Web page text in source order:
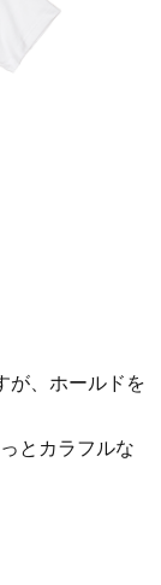
が、ホールドを
とカラフルな